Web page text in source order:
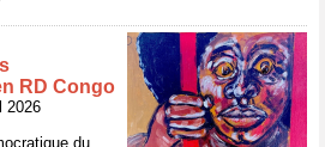
RD Congo
2026
du